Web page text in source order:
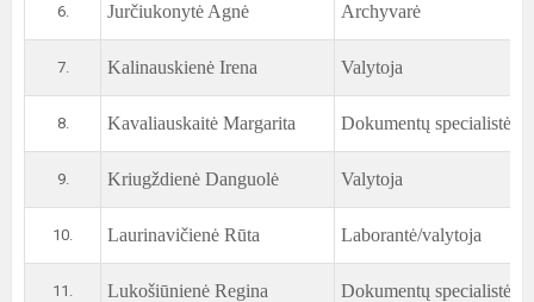
6. Jurčiukonytė Agnė Archyvarė
7. Kalinauskienė Irena Valytoja
8. Kavaliauskaitė Margarita Dokumentų specialistė
9. Kriugždienė Danguolė Valytoja
10. Laurinavičienė Rūta Laborantė/valytoja
11. Lukošiūnienė Regina Dokumentų specialistė